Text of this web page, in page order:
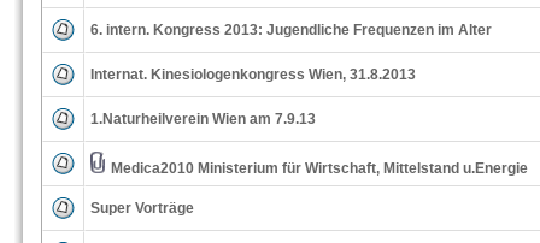
6. intern. Kongress 2013: Jugendliche Frequenzen im Alter
Internat. Kinesiologenkongress Wien, 31.8.2013
1.Naturheilverein Wien am 7.9.13
Medica2010 Ministerium für Wirtschaft, Mittelstand u.Energie
Super Vorträge